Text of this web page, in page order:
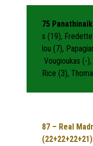
75
s (19),
lou (7),
Vougioukas (-
Rice (3),
87 – Real
(22+22+22+21